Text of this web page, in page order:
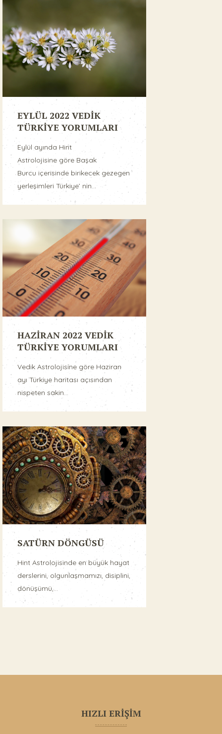
EYLÜL 2022 VEDİK
TÜRKİYE YORUMLARI
Eylül ayında Hint
Astrolojisine göre Başak
Burcu içerisinde birikecek gezegen
yerleşimleri Türkiye’ nin...
HAZİRAN 2022 VEDİK
TÜRKİYE YORUMLARI
Vedik Astrolojisine göre Haziran
ayı Türkiye haritası açısından
nispeten sakin...
SATÜRN DÖNGÜSÜ
Hint Astrolojisinde en büyük hayat
derslerini, olgunlaşmamızı, disiplini,
dönüşümü,...
HIZLI ERİŞİM